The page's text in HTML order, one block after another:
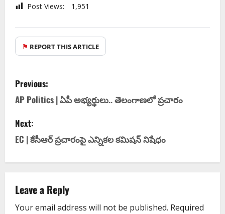
Post Views: 1,951
⚑ REPORT THIS ARTICLE
Previous:
AP Politics | ఏపీ అభ్య‌ర్థులు.. తెలంగాణ‌లో ప్ర‌చారం
Next:
EC | కేసీఆర్ ప్ర‌చారంపై ఎన్నిక‌ల క‌మిష‌న్ నిషేధం
Leave a Reply
Your email address will not be published. Required